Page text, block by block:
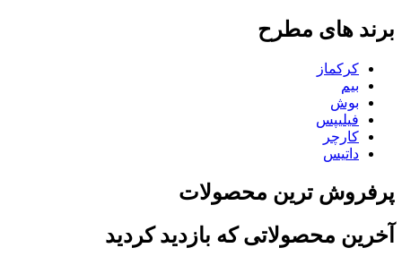
برند های مطرح
کرکماز
بیم
بوش
فیلیپس
کارچر
داتیس
پرفروش ترین محصولات
آخرین محصولاتی که بازدید کردید